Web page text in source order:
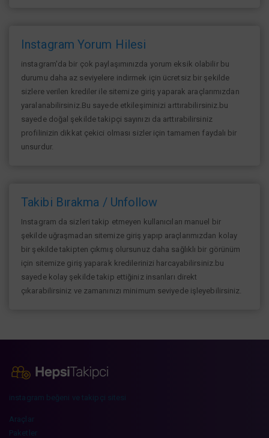
Instagram Yorum Hilesi
instagram'da bir çok paylaşımınızda yorum eksik olabilir bu
durumu daha az seviyelere indirmek için ücretsiz bir şekilde
sizlere verilen krediler ile sitemize giriş yaparak araçlarımızdan
yaralanabilirsiniz.Bu sayede etkileşiminizi arttırabilirsiniz.bu
sayede doğal şekilde takipçi sayınızı da arttırabilirsiniz
profilinizin dikkat çekici olması sizler için tamamen faydalı bir
unsurdur.
Takibi Bırakma / Unfollow
Instagram da sizleri takip etmeyen kullanıcıları manuel bir
şekilde uğraşmadan sitemize giriş yapıp araçlarımızdan kolay
bir şekilde takipten çıkmış olursunuz daha sağlıklı bir görünüm
için sitemize giriş yaparak kredilerinizi harcayabilirsiniz.bu
sayede kolay şekilde takip ettiğiniz insanları direkt
çıkarabilirsiniz ve zamanınızı minimum seviyede işleyebilirsiniz.
instagram beğeni ve takipçi sitesi
Araçlar
Paketler